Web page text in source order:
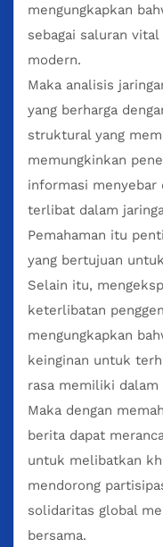
mengungkapkan
sebagai saluran
modern.
Maka analisis
yang berharga
struktural yang
memungkinkan
informasi menyebar
terlibat dalam
Pemahaman itu
yang bertujuan
Selain itu,
keterlibatan
mengungkapkan
keinginan untuk
rasa memiliki
Maka dengan
berita dapat
untuk melibatkan
mendorong
solidaritas global
bersama.